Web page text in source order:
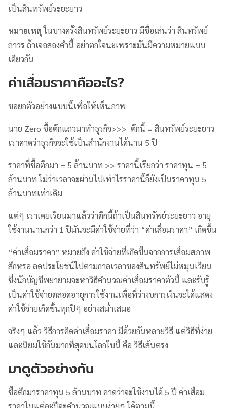
เป็นสินทรัพย์ระยะยาว
หมายเหตุในบางครั้งสินทรัพย์ระยะยาว มีชื่อเล่นว่า สินทรัพย์
ถาวร ถ้าเจอสองคำนี้ อย่าตกใจนะเพราะมันมีความหมายแบบ
เดียวกัน
ค่าเสื่อมราคาคืออะไร?
ขอยกตัวอย่างแบบนี้เพื่อให้เห็นภาพ
นาย Zero ซื้อตึกแถวมาทำธุรกิจ>>> ตึกนี้ = สินทรัพย์ระยะยาว
เราคาดว่าธุรกิจจะใช้เป็นสำนักงานได้นาน 5 ปี
ราคาที่ซื้อตึกมา = 5 ล้านบาท >> ราคานี้เรียกว่า ราคาทุน = 5
ล้านบาท ไม่ว่าเวลาจะผ่านไปเท่าไรราคานี้ก็ยังเป็นราคาทุน 5
ล้านบาทเท่าเดิม
แต่ๆ เราเคยเรียนมาแล้วว่าตึกนี้ถ้าเป็นสินทรัพย์ระยะยาว อายุ
ใช้งานนานกว่า 1 ปีมันจะมีค่าใช้จ่ายที่ว่า “ค่าเสื่อมราคา” เกิดขึ้น
“ค่าเสื่อมราคา” หมายถึง ค่าใช้จ่ายที่เกิดขึ้นจากการเสื่อมสภาพ
สึกหรอ ลดประโยชน์ไปตามกาลเวลาของสินทรัพย์ไม่หมุนเวียน
ซึ่งนักบัญชีพยายามจะหาวิธีคำนวณค่าเสื่อมราคาตัวนี้ และรับรู้
เป็นค่าใช้จ่ายตลอดอายุการใช้งานเพื่อที่ว่างบการเงินจะได้แสดง
ค่าใช้จ่ายเกิดขึ้นทุกปีๆ อย่างสม่ำเสมอ
จริงๆ แล้ว วิธีการคิดค่าเสื่อมราคา มีด้วยกันหลายวิธี แต่วิธีที่ง่าย
และนิยมใช้กันมากที่สุดบนโลกใบนี้ คือ วิธีเส้นตรง
มาดูตัวอย่างกัน
ซื้อตึกมาราคาทุน 5 ล้านบาท คาดว่าจะใช้งานได้ 5 ปี ค่าเสื่อม